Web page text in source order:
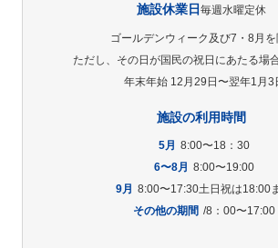
施設休業日毎週水曜定休
ゴールデンウィーク及び7・8月を
ただし、その日が国民の祝日にあたる場
年末年始 12月29日〜翌年1月3
施設の利用時間
5月 8:00〜18：30
6〜8月 8:00〜19:00
9月 8:00〜17:30土日祝は18:00
その他の期間 /8：00〜17:00